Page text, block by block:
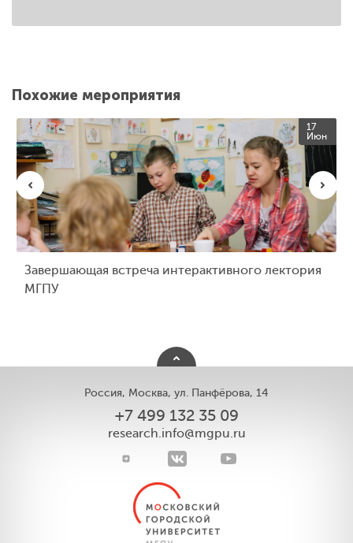
Похожие мероприятия
17
Июн
Завершающая встреча интерактивного лектория
МГПУ
Россия, Москва, ул. Панфёрова, 14
+7 499 132 35 09
research.info@mgpu.ru